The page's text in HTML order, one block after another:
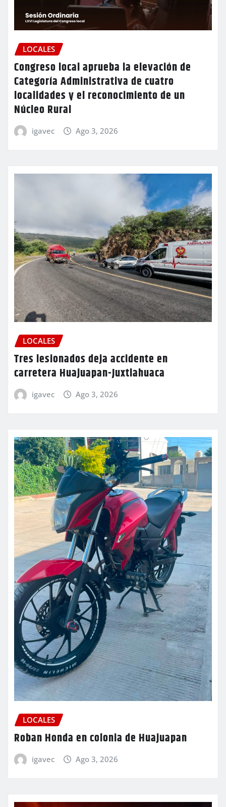
LOCALES
Congreso local aprueba la elevación de
Categoría Administrativa de cuatro
localidades y el reconocimiento de un
Núcleo Rural
igavec Ago 3, 2026
LOCALES
Tres lesionados deja accidente en
carretera Huajuapan-Juxtlahuaca
igavec Ago 3, 2026
LOCALES
Roban Honda en colonia de Huajuapan
igavec Ago 3, 2026